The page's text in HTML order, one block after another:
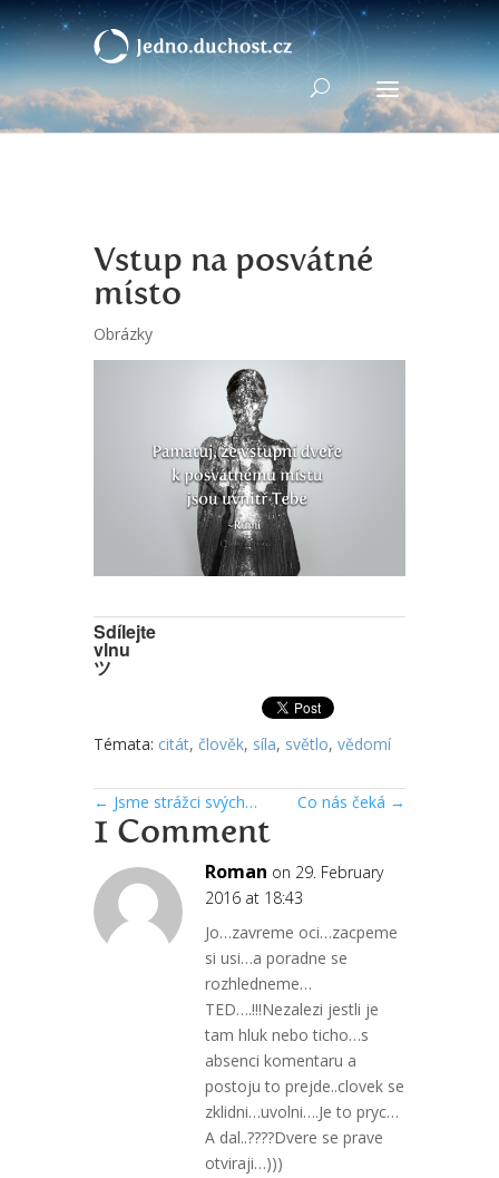
Vstup na posvátné
místo
Obrázky
Sdílejte
vlnu
ツ
Témata: citát, člověk, síla, světlo, vědomí
← Jsme strážci svých… Co nás čeká →
1 Comment
Roman on 29. February
2016 at 18:43
Jo…zavreme oci…zacpeme
si usi…a poradne se
rozhledneme…
TED….!!!Nezalezi jestli je
tam hluk nebo ticho…s
absenci komentaru a
postoju to prejde..clovek se
zklidni…uvolni….Je to pryc…
A dal..????Dvere se prave
otviraji…)))